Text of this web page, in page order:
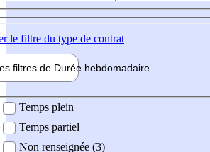
le filtre du type de contrat
filtres de Durée hebdomadaire
Temps plein
Temps partiel
Non renseignée (3)